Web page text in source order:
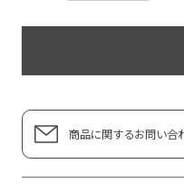
商品に関するお問い合